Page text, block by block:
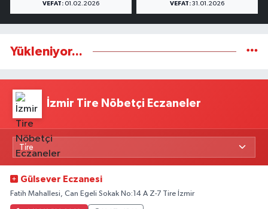
VEFAT:01.02.2026 VEFAT: 31.01.2026
Yükleniyor...
İzmir Tire Nöbetçi Eczaneler
Gülsever Eczanesi
Fatih Mahallesi, Can Egeli Sokak No:14 A Z-7 Tire İzmir